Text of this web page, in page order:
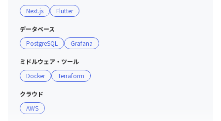
Next.js
Flutter
データベース
PostgreSQL
Grafana
ミドルウェア・ツール
Docker
Terraform
クラウド
AWS